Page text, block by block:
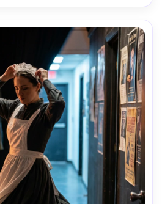
AR 4:5